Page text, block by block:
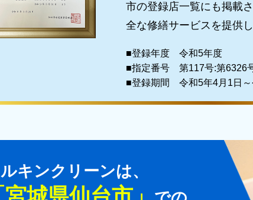
市の登録店一覧にも掲載
全な修繕サービスを提供し
■登録年度 令和5年度
■指定番号 第117号:第6326
■登録期間 令和5年4月1日～
キンクリーンは、